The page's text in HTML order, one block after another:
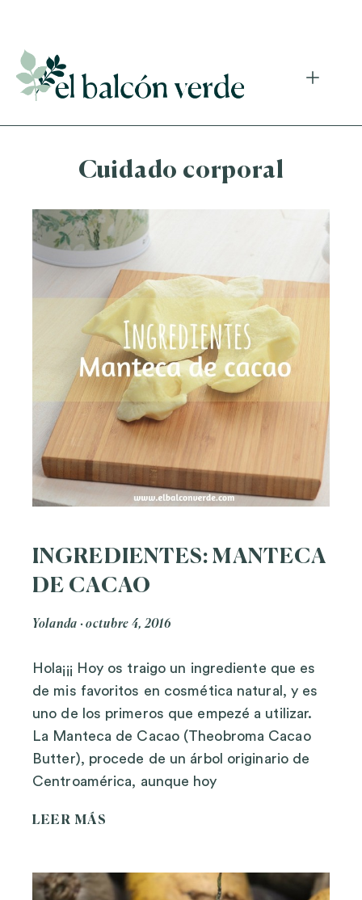
Cuidado corporal
INGREDIENTES: MANTECA
DE CACAO
Yolanda octubre 4, 2016
Hola¡¡¡ Hoy os traigo un ingrediente que es
de mis favoritos en cosmética natural, y es
uno de los primeros que empezé a utilizar.
La Manteca de Cacao (Theobroma Cacao
Butter), procede de un árbol originario de
Centroamérica, aunque hoy
LEER MÁS